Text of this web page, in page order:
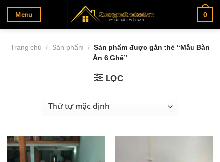
Bỏ
qua
nội
dung
Menu 0
Trang chủ / Sản phẩm / Sản phẩm được gắn thẻ “Mẫu Bàn
Ăn 6 Ghế”
LỌC